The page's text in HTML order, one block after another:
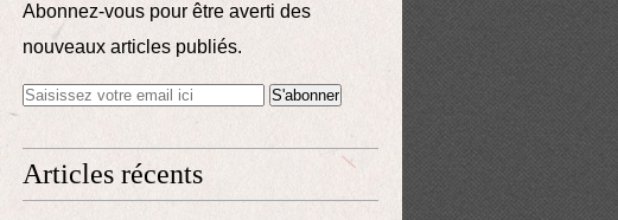
Abonnez-vous pour être averti des
nouveaux articles publiés.
Articles récents